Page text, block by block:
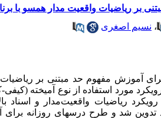
بر ریاضیات واقعیت مدار همسو با
، نسیم اصغری
آموزش مفهوم حد مبتنی بر
مورد استفاده از نوع آمیخته
ریاضیات واقعیت­‌مدار و اسناد
تدوین شد و طرح درسهای روزانه